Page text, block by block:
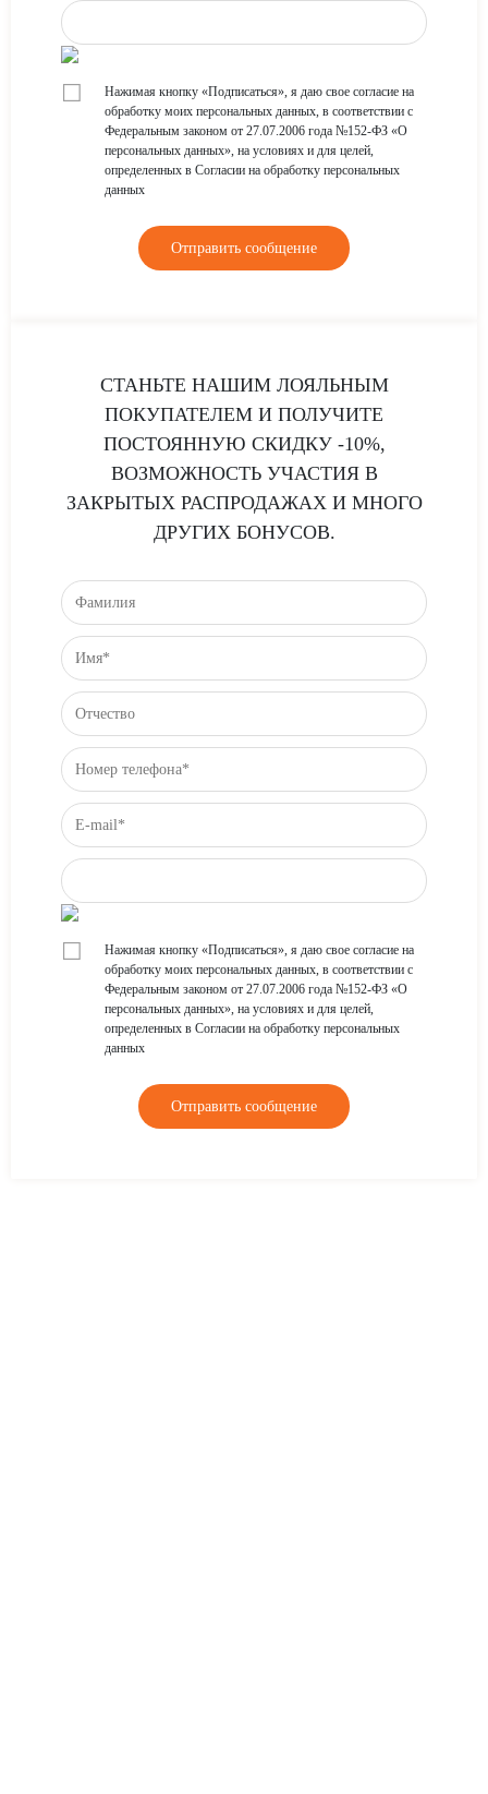
☐
Нажимая кнопку «Подписаться», я даю свое согласие на
обработку моих персональных данных, в соответствии с
Федеральным законом от 27.07.2006 года №152-ФЗ «О
персональных данных», на условиях и для целей,
определенных в Согласии на обработку персональных
данных
СТАНЬТЕ НАШИМ ЛОЯЛЬНЫМ
ПОКУПАТЕЛЕМ И ПОЛУЧИТЕ
ПОСТОЯННУЮ СКИДКУ -10%,
ВОЗМОЖНОСТЬ УЧАСТИЯ В
ЗАКРЫТЫХ РАСПРОДАЖАХ И МНОГО
ДРУГИХ БОНУСОВ.
☐
Нажимая кнопку «Подписаться», я даю свое согласие на
обработку моих персональных данных, в соответствии с
Федеральным законом от 27.07.2006 года №152-ФЗ «О
персональных данных», на условиях и для целей,
определенных в Согласии на обработку персональных
данных